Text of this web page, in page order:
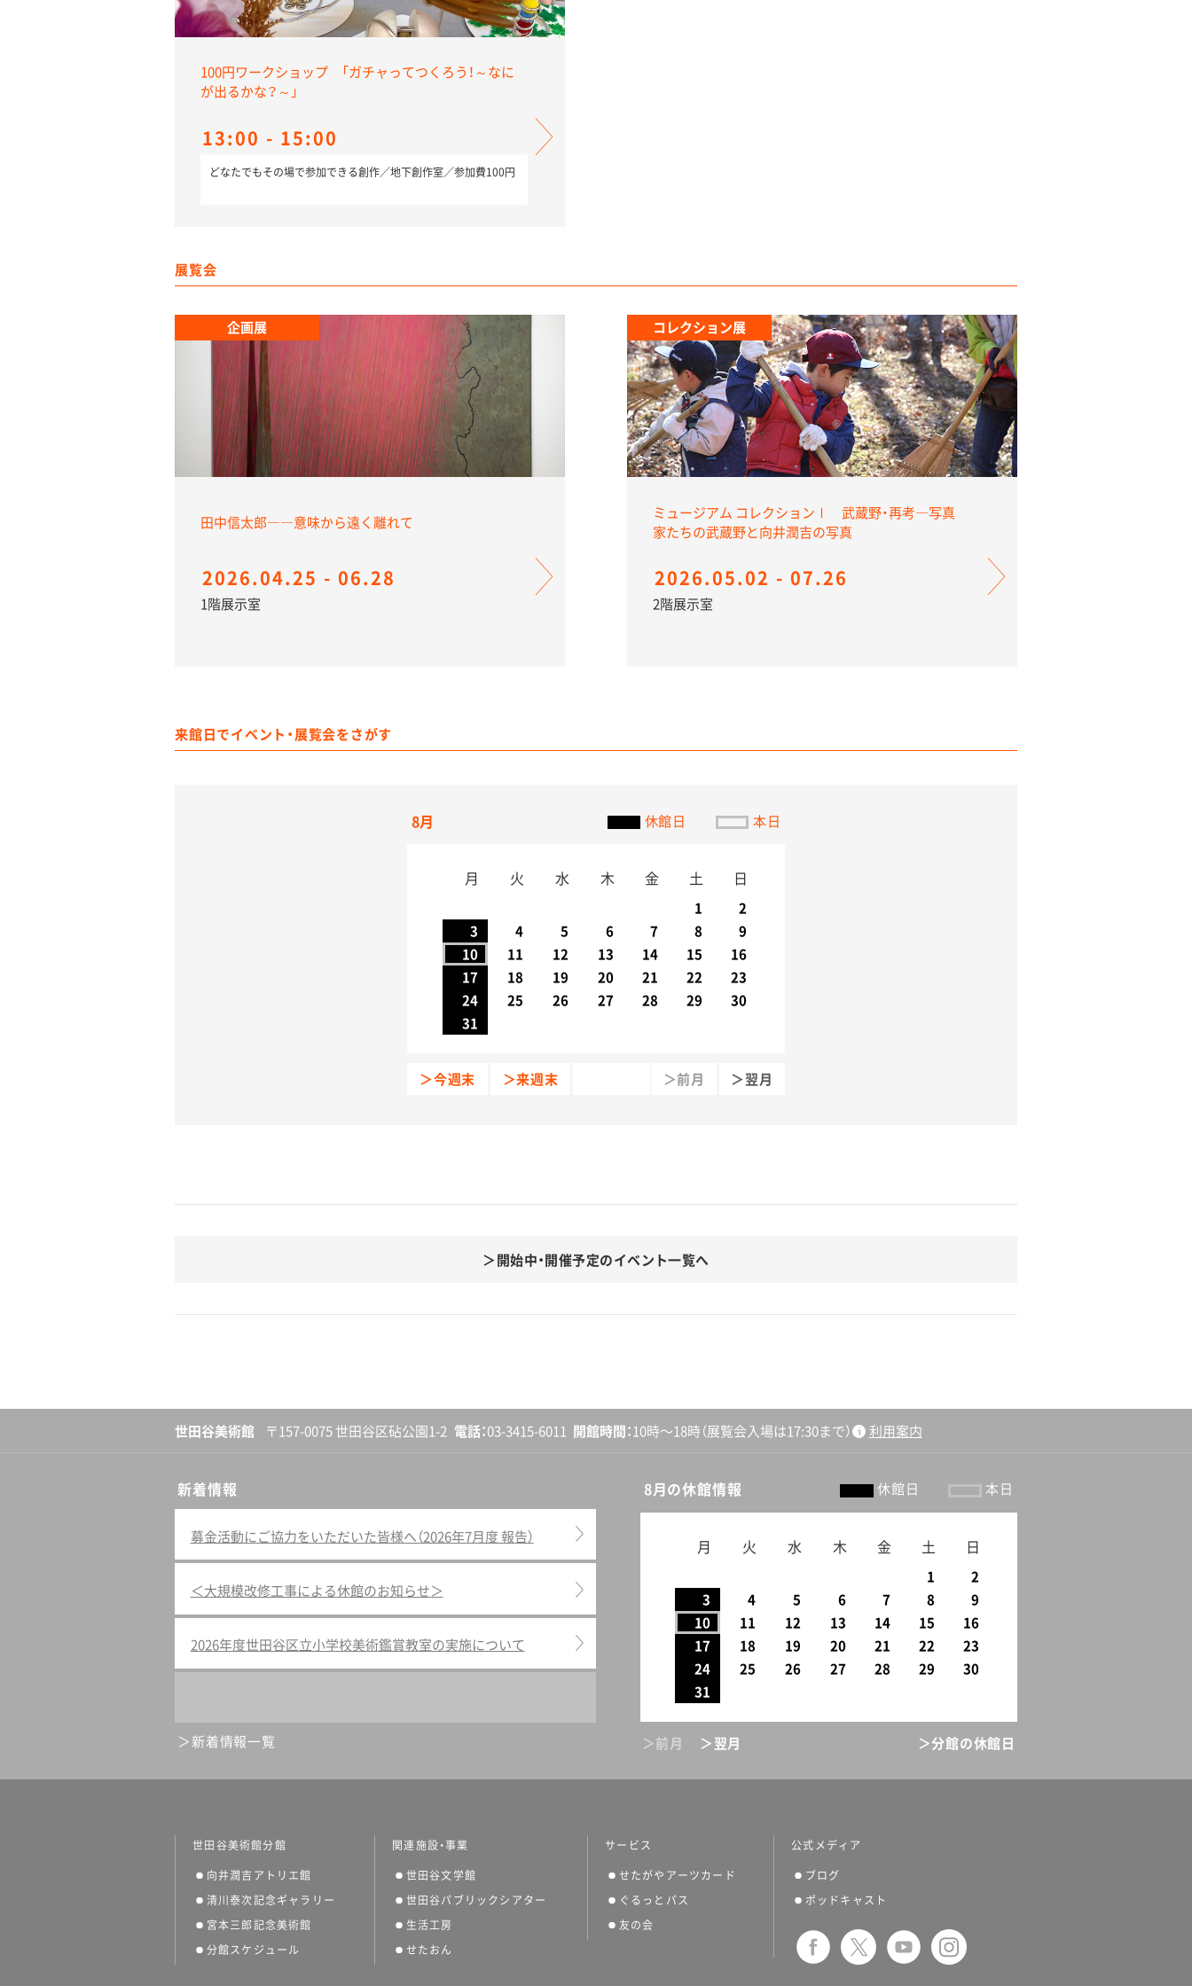
100円ワークショップ 「ガチャってつくろう！～なに
が出るかな？～」
13:00 - 15:00
どなたでもその場で参加できる創作／地下創作室／参加費100円
展覧会
企画展
田中信太郎――意味から遠く離れて
2026.04.25 - 06.28
1階展示室
コレクション展
ミュージアム コレクションⅠ 武蔵野・再考―写真
家たちの武蔵野と向井潤吉の写真
2026.05.02 - 07.26
2階展示室
来館日でイベント・展覧会をさがす
8月 休館日 本日
月 火 水 木 金 土 日
1
2
3
4 5 6 7 8
9
10
11 12 13 14 15
16
17
18 19 20 21 22
23
24
25 26 27 28 29
30
31
＞今週末 ＞来週末 ＞前月 ＞翌月
開始中・開催予定のイベント一覧へ
世田谷美術館 〒157-0075 世田谷区砧公園1-2 電話 03-3415-6011 開館時間 10時〜18時 （展覧会入場は17:30まで） 利用案内
新着情報
募金活動にご協力をいただいた皆様へ（2026年7月度 報告）
＜大規模改修工事による休館のお知らせ＞
2026年度世田谷区立小学校美術鑑賞教室の実施について
新着情報一覧
8月の休館情報 休館日 本日
月 火 水 木 金 土 日
1
2
3
4 5 6 7 8
9
10
11 12 13 14 15
16
17
18 19 20 21 22
23
24
25 26 27 28 29
30
31
＞前月 ＞翌月 ＞分館の休館日
世田谷美術館分館
向井潤吉アトリエ館
清川泰次記念ギャラリー
宮本三郎記念美術館
分館スケジュール
関連施設・事業
世田谷文学館
世田谷パブリックシアター
生活工房
せたおん
サービス
せたがやアーツカード
ぐるっとパス
友の会
公式メディア
ブログ
ポッドキャスト